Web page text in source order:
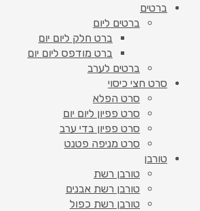
ברטים
ברטים ליום
ברט חלק ליום יום
ברט מודפס ליום יום
ברטים לערב
סרט חצי כיסוי
סרט הפלא
סרט פפיון ליום יום
סרט פפיון בדי ערב
סרט מניפה פטנט
טורבן
טורבן רשת
טורבן רשת אבנים
טורבן רשת כפול